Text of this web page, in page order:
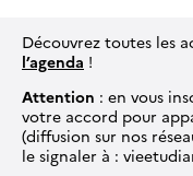
Découvrez toutes les
l’agenda !
Attention : en vous
votre accord pour
(diffusion sur nos
le signaler à :